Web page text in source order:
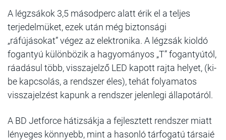
A légzsákok 3,5 másodperc alatt érik el a teljes
terjedelmüket, ezek után még biztonsági
„ráfújásokat” végez az elektronika. A légzsák kioldó
fogantyú különbözik a hagyományos „T” fogantyútól,
ráadásul több, visszajelző LED kapott rajta helyet, (ki-
be kapcsolás, a rendszer éles), tehát folyamatos
visszajelzést kapunk a rendszer jelenlegi állapotáról.
A BD Jetforce hátizsákja a fejlesztett rendszer miatt
lényeges könnyebb, mint a hasonló tárfogatú társaié